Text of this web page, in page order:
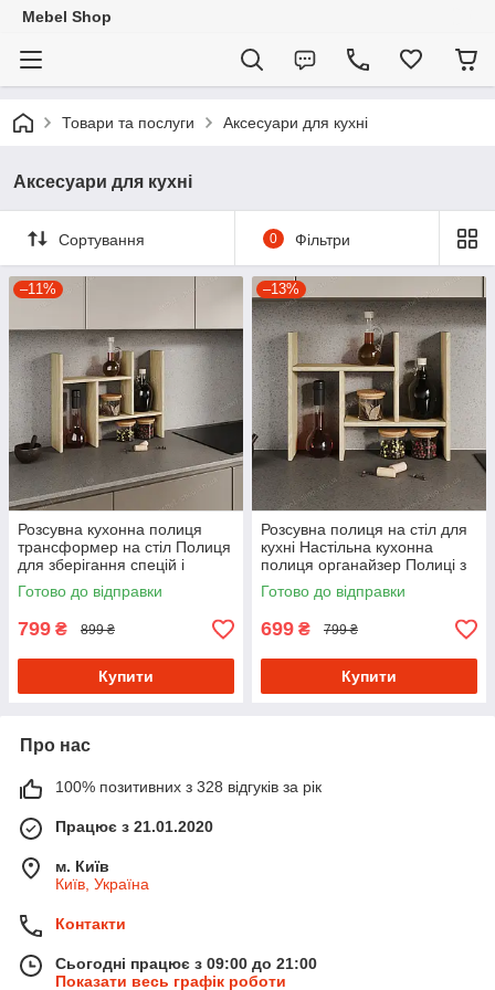
Mebel Shop
Товари та послуги Аксесуари для кухні
Аксесуари для кухні
Сортування 0 Фільтри
–11%
Розсувна кухонна полиця
трансформер на стіл Полиця
для зберігання спецій і
приладдя в кухню
Готово до відправки
799 ₴ 899 ₴
Купити
–13%
Розсувна полиця на стіл для
кухні Настільна кухонна
полиця органайзер Полиці з
натурального дерева
Готово до відправки
699 ₴ 799 ₴
Купити
Про нас
100% позитивних з 328 відгуків за рік
Працює з 21.01.2020
м. Київ
Київ, Україна
Контакти
Сьогодні працює з 09:00 до 21:00
Показати весь графік роботи